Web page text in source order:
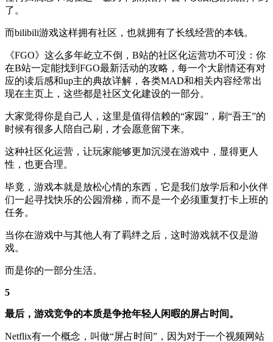
了。
而bilibili游戏这样拥有社区，也就拥有了长线经营的本钱。
《FGO》这么多年屹立不倒，B站的社区化运营功不可没：你
在B站一定能找到FGO最新活动的攻略，每一个大剧情还有对
应的读后感和up主的典故详解，各类MAD和相关内容经常出
现在主页上，这些都是社区文化建设的一部分。
大家觉得你是自己人，这里是值得信赖的“家园”，刷“吾王”的
时候有很多人陪自己刷，才会愿意留下来。
这种社区化运营，让玩家能够更加沉浸在游戏中，显得更人
性，也更合理。
毕竟，游戏本就是放松心情的东西，它是我们放学后和小伙伴
们一起寻找快乐的公园滑梯，而不是一个必须重复打卡上班的
任务。
当你在游戏中与其他人有了羁绊之后，这时游戏就不仅是游
戏。
而是你的一部分生活。
5
最后，游戏竞争的本质是争抢年轻人闲暇的屏占时间。
Netflix有一个概念，叫做“屏占时间”，因为对于一个视频网站